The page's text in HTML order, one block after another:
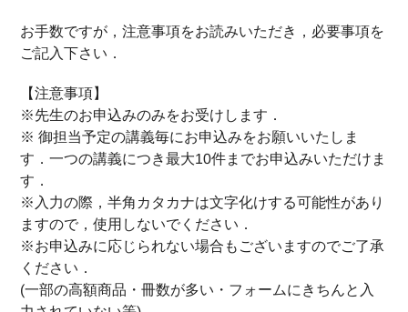
お手数ですが，注意事項をお読みいただき，必要事項を
ご記入下さい．
【注意事項】
※先生のお申込みのみをお受けします．
※ 御担当予定の講義毎にお申込みをお願いいたしま
す．一つの講義につき最大10件までお申込みいただけま
す．
※入力の際，半角カタカナは文字化けする可能性があり
ますので，使用しないでください．
※お申込みに応じられない場合もございますのでご了承
ください．
(一部の高額商品・冊数が多い・フォームにきちんと入